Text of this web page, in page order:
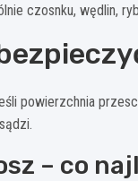
czosnku, wędlin,
powierzchnia
– co